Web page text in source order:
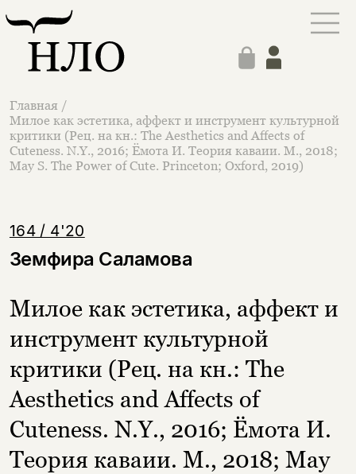
Главная /
Милое как эстетика, аффект и инструмент культурной
критики (Рец. на кн.: The Aesthetics and Affects of
Cuteness. N.Y., 2016; Ёмота И. Теория каваии. М., 2018;
May S. The Power of Cute. Princeton; Oxford, 2019)
164 / 4'20
Земфира Саламова
Милое как эстетика, аффект и
инструмент культурной
критики (Рец. на кн.: The
Aesthetics and Affects of
Cuteness. N.Y., 2016; Ёмота И.
Теория каваии. М., 2018; May